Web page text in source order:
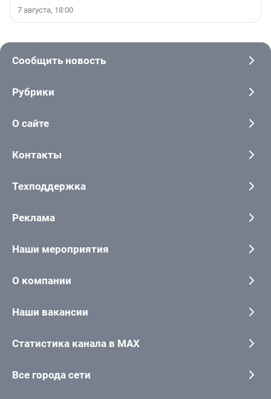
7 августа, 18:00
Сообщить новость
Рубрики
О сайте
Контакты
Техподдержка
Реклама
Наши мероприятия
О компании
Наши вакансии
Статистика канала в MAX
Все города сети